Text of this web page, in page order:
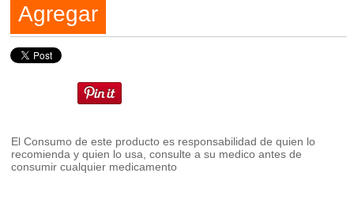
Agregar
El Consumo de este producto es responsabilidad de quien lo
recomienda y quien lo usa, consulte a su medico antes de
consumir cualquier medicamento